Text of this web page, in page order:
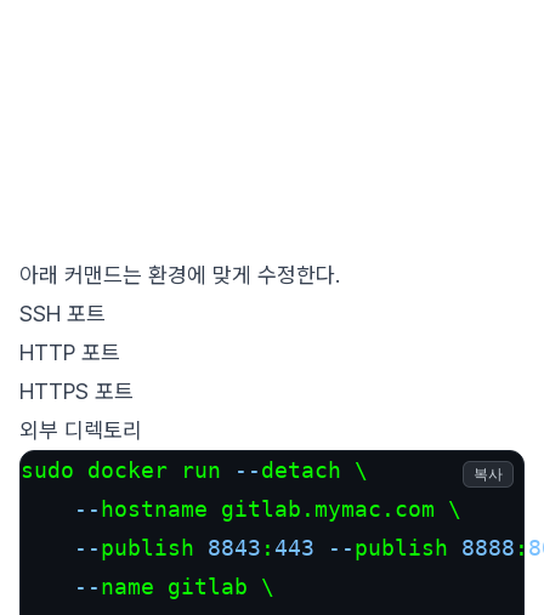
아래 커맨드는 환경에 맞게 수정한다.
SSH 포트
HTTP 포트
HTTPS 포트
외부 디렉토리
sudo docker run
--detach \
-- hostname gitlab.mymac.com \
--publish 8843 :443 --publish 8888 :
--name gitlab \
복사